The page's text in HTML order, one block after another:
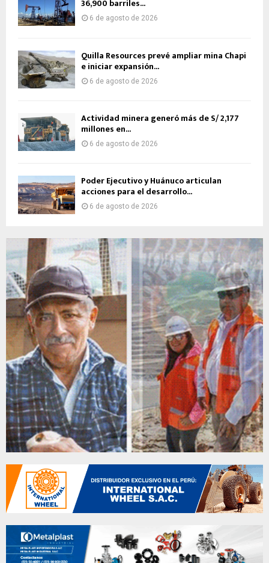
36,900 barriles...
6 de agosto de 2026
Quilla Resources prevé ampliar mina Chapi
e iniciar expansión...
6 de agosto de 2026
Actividad minera generó más de S/ 2,177
millones en...
6 de agosto de 2026
Poder Ejecutivo y Huánuco articulan
acciones para el desarrollo...
6 de agosto de 2026